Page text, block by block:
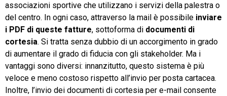
associazioni sportive che utilizzano i servizi della palestra o
del centro. In ogni caso, attraverso la mail è possibile inviare
i PDF di queste fatture, sottoforma di documenti di
cortesia. Si tratta senza dubbio di un accorgimento in grado
di aumentare il grado di fiducia con gli stakeholder. Ma i
vantaggi sono diversi: innanzitutto, questo sistema è più
veloce e meno costoso rispetto all’invio per posta cartacea.
Inoltre, l’invio dei documenti di cortesia per e-mail consente